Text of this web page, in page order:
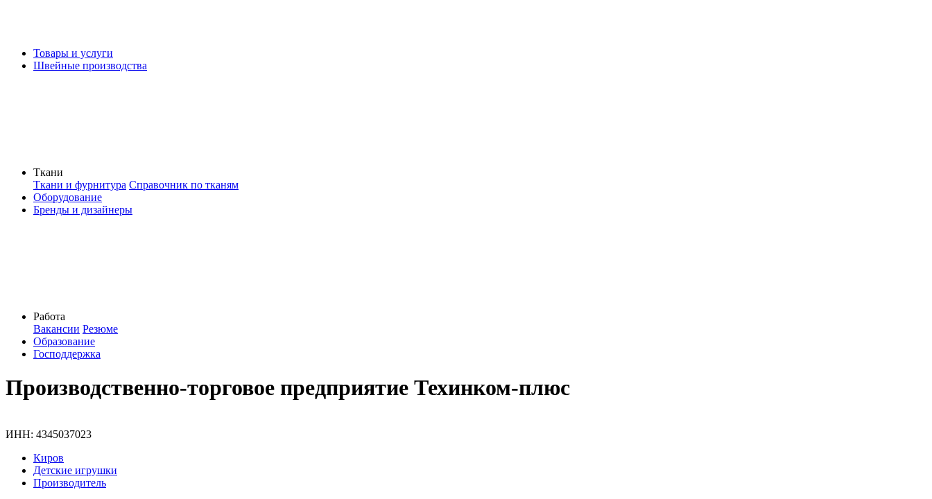
Товары и услуги
Швейные производства
Ткани
Ткани и фурнитура Справочник по тканям
Оборудование
Бренды и дизайнеры
Работа
Вакансии Резюме
Образование
Господдержка
Производственно-торговое предприятие Техинком-плюс
ИНН: 4345037023
Киров
Детские игрушки
Производитель